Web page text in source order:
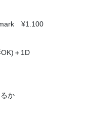
¥1.100
＋1D
か